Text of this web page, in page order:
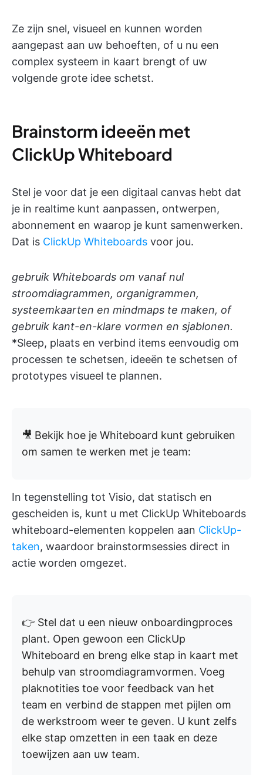
Ze zijn snel, visueel en kunnen worden
aangepast aan uw behoeften, of u nu een
complex systeem in kaart brengt of uw
volgende grote idee schetst.
Brainstorm ideeën met
ClickUp Whiteboard
Stel je voor dat je een digitaal canvas hebt dat
je in realtime kunt aanpassen, ontwerpen,
abonnement en waarop je kunt samenwerken.
Dat is ClickUp Whiteboards voor jou.
gebruik Whiteboards om vanaf nul
stroomdiagrammen, organigrammen,
systeemkaarten en mindmaps te maken, of
gebruik kant-en-klare vormen en sjablonen.
*Sleep, plaats en verbind items eenvoudig om
processen te schetsen, ideeën te schetsen of
prototypes visueel te plannen.
🎥 Bekijk hoe je Whiteboard kunt gebruiken
om samen te werken met je team:
In tegenstelling tot Visio, dat statisch en
gescheiden is, kunt u met ClickUp Whiteboards
whiteboard-elementen koppelen aan ClickUp-
taken, waardoor brainstormsessies direct in
actie worden omgezet.
👉 Stel dat u een nieuw onboardingproces
plant. Open gewoon een ClickUp
Whiteboard en breng elke stap in kaart met
behulp van stroomdiagramvormen. Voeg
plaknotities toe voor feedback van het
team en verbind de stappen met pijlen om
de werkstroom weer te geven. U kunt zelfs
elke stap omzetten in een taak en deze
toewijzen aan uw team.